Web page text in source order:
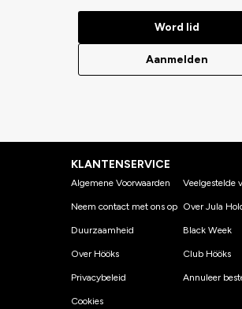
Word lid
Aanmelden
KLANTENSERVICE
Algemene Voorwaarden
Neem contact met ons op
Duurzaamheid
Over Hööks
Privacybeleid
Cookies
Veelgestelde
Over Jula
Black Week
Club Hööks
Annuleer